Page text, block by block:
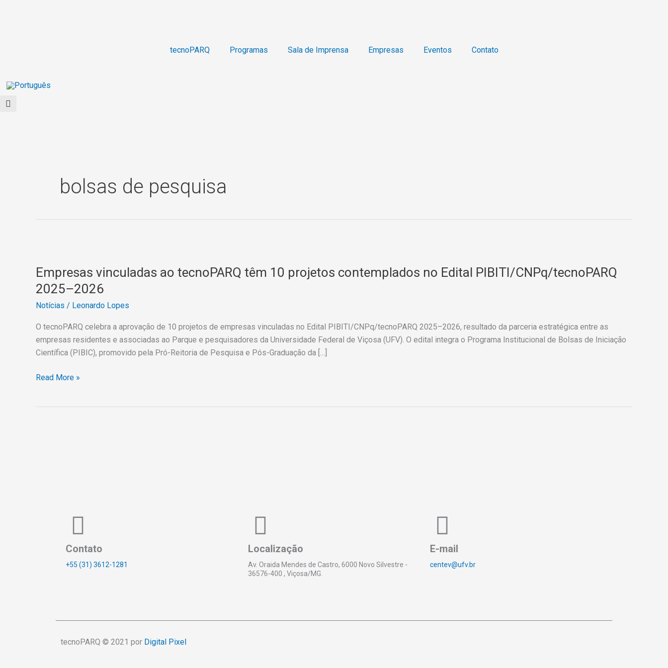
tecnoPARQ Programas Sala de Imprensa Empresas Eventos Contato
bolsas de pesquisa
Empresas vinculadas ao tecnoPARQ têm 10 projetos contemplados no Edital PIBITI/CNPq/tecnoPARQ
2025–2026
Notícias / Leonardo Lopes
O tecnoPARQ celebra a aprovação de 10 projetos de empresas vinculadas no Edital PIBITI/CNPq/tecnoPARQ 2025–2026, resultado da parceria estratégica entre as
empresas residentes e associadas ao Parque e pesquisadores da Universidade Federal de Viçosa (UFV). O edital integra o Programa Institucional de Bolsas de Iniciação
Científica (PIBIC), promovido pela Pró-Reitoria de Pesquisa e Pós-Graduação da […]
ao
tecnoPARQ
10
projetos
contemplados
no
PIBITI/CNPq/tecnoPARQ
Read More »
Contato
+55 (31) 3612-1281
Localização
Av. Oraida Mendes de Castro, 6000 Novo Silvestre -
36576-400 , Viçosa/MG.
E-mail
centev@ufv.br
tecnoPARQ © 2021 por Digital Pixel